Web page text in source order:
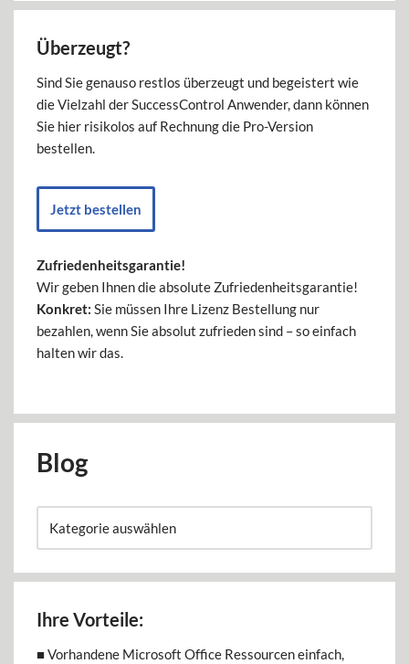
Überzeugt?
Sind Sie genauso restlos überzeugt und begeistert wie
die Vielzahl der SuccessControl Anwender, dann können
Sie hier risikolos auf Rechnung die Pro-Version
bestellen.
Jetzt bestellen
Zufriedenheitsgarantie!
Wir geben Ihnen die absolute Zufriedenheitsgarantie!
Konkret: Sie müssen Ihre Lizenz Bestellung nur
bezahlen, wenn Sie absolut zufrieden sind – so einfach
halten wir das.
Blog
Ihre Vorteile:
■ Vorhandene Microsoft Office Ressourcen einfach,